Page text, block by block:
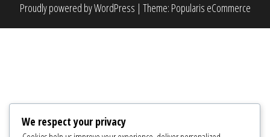
Proudly powered byWordPress | Theme: Popularis eCommerce
We respect your privacy